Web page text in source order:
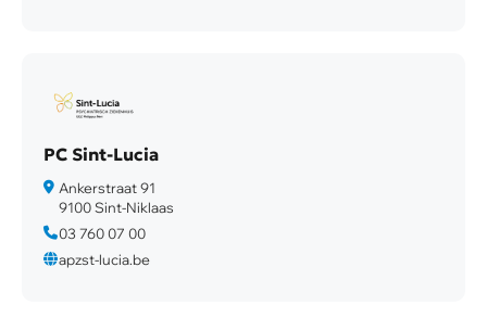
PC Sint-Lucia
Ankerstraat 91
9100 Sint-Niklaas
03 760 07 00
apzst-lucia.be